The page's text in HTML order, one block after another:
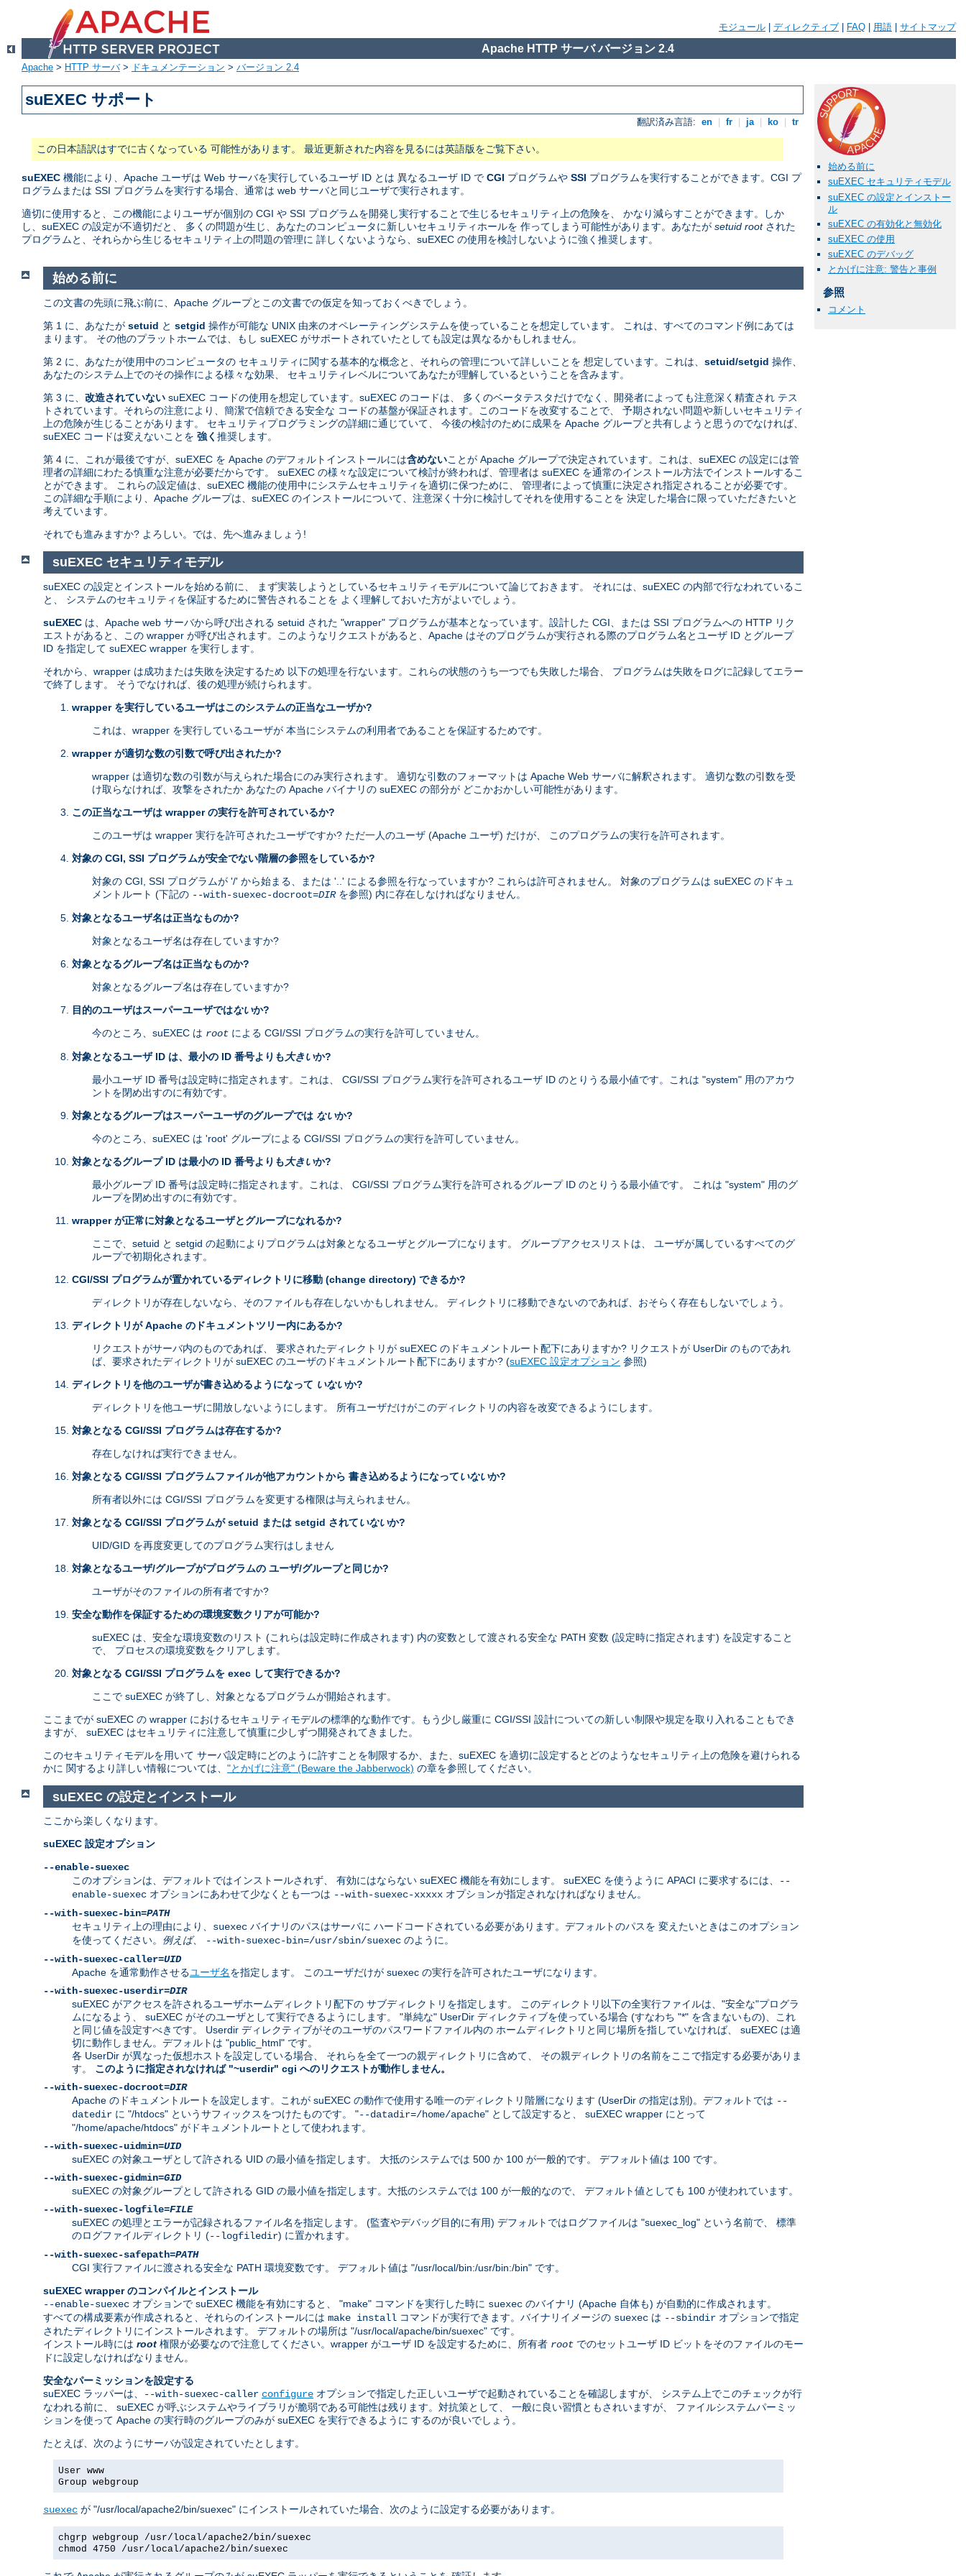
モジュール ディレクティブ FAQ 用語 サイトマップ
Apache HTTP サーバ バージョン 2.4
Apache > HTTP サーバ> ドキュメンテーション > バージョン 2.4
suEXEC サポート
翻訳済み言語: en fr ja ko tr
この日本語訳はすでに古くなっている 可能性があります。 最近更新された内容を見るには英語版をご覧下さい。
suEXEC 機能により、Apache ユーザは Web サーバを実行しているユーザ ID とは 異なるユーザ ID で CGI プログラムや SSI プログラムを実行することができます。CGI プ
ログラムまたは SSI プログラムを実行する場合、通常は web サーバと同じユーザで実行されます。
適切に使用すると、この機能によりユーザが個別の CGI や SSI プログラムを開発し実行することで生じるセキュリティ上の危険を、 かなり減らすことができます。しか
し、suEXEC の設定が不適切だと、 多くの問題が生じ、あなたのコンピュータに新しいセキュリティホールを 作ってしまう可能性があります。あなたが setuid rootされた
プログラムと、それらから生じるセキュリティ上の問題の管理に 詳しくないようなら、suEXEC の使用を検討しないように強く推奨します。
始める前に
suEXEC セキュリティモデル
suEXEC の設定とインストー
ル
suEXEC の有効化と無効化
suEXEC の使用
suEXEC のデバッグ
とかげに注意: 警告と事例
参照
コメント
始める前に
この文書の先頭に飛ぶ前に、Apache グループとこの文書での仮定を知っておくべきでしょう。
第 1 に、あなたが setuid と setgid 操作が可能な UNIX 由来のオペレーティングシステムを使っていることを想定しています。 これは、すべてのコマンド例にあては
まります。 その他のプラットホームでは、もし suEXEC がサポートされていたとしても設定は異なるかもしれません。
第 2 に、あなたが使用中のコンピュータの セキュリティに関する基本的な概念と、それらの管理について詳しいことを 想定しています。これは、 setuid/setgid 操作、
あなたのシステム上でのその操作による様々な効果、 セキュリティレベルについてあなたが理解しているということを含みます。
第 3 に、 改造されていない suEXEC コードの使用を想定しています。suEXEC のコードは、 多くのベータテスタだけでなく、開発者によっても注意深く精査され テス
トされています。それらの注意により、簡潔で信頼できる安全な コードの基盤が保証されます。このコードを改変することで、 予期されない問題や新しいセキュリティ
上の危険が生じることがあります。 セキュリティプログラミングの詳細に通じていて、 今後の検討のために成果を Apache グループと共有しようと思うのでなければ、
suEXEC コードは変えないことを 強く 推奨します。
第 4 に、これが最後ですが、suEXEC を Apache のデフォルトインストールには含めないことが Apache グループで決定されています。これは、suEXEC の設定には管
理者の詳細にわたる慎重な注意が必要だからです。 suEXEC の様々な設定について検討が終われば、管理者は suEXEC を通常のインストール方法でインストールするこ
とができます。 これらの設定値は、suEXEC 機能の使用中にシステムセキュリティを適切に保つために、 管理者によって慎重に決定され指定されることが必要です。
この詳細な手順により、Apache グループは、suEXEC のインストールについて、注意深く十分に検討してそれを使用することを 決定した場合に限っていただきたいと
考えています。
それでも進みますか? よろしい。では、先へ進みましょう!
suEXEC セキュリティモデル
suEXEC の設定とインストールを始める前に、 まず実装しようとしているセキュリティモデルについて論じておきます。 それには、suEXEC の内部で行なわれているこ
と、 システムのセキュリティを保証するために警告されることを よく理解しておいた方がよいでしょう。
suEXEC は、Apache web サーバから呼び出される setuid された "wrapper" プログラムが基本となっています。設計した CGI、または SSI プログラムへの HTTP リク
エストがあると、この wrapper が呼び出されます。このようなリクエストがあると、Apache はそのプログラムが実行される際のプログラム名とユーザ ID とグループ
ID を指定して suEXEC wrapper を実行します。
それから、wrapper は成功または失敗を決定するため 以下の処理を行ないます。これらの状態のうち一つでも失敗した場合、 プログラムは失敗をログに記録してエラー
で終了します。 そうでなければ、後の処理が続けられます。
wrapper を実行しているユーザはこのシステムの正当なユーザか?
これは、wrapper を実行しているユーザが 本当にシステムの利用者であることを保証するためです。
wrapper が適切な数の引数で呼び出されたか?
wrapper は適切な数の引数が与えられた場合にのみ実行されます。 適切な引数のフォーマットは Apache Web サーバに解釈されます。 適切な数の引数を受
け取らなければ、攻撃をされたか あなたの Apache バイナリの suEXEC の部分が どこかおかしい可能性があります。
この正当なユーザは wrapper の実行を許可されているか?
このユーザは wrapper 実行を許可されたユーザですか? ただ一人のユーザ (Apache ユーザ) だけが、 このプログラムの実行を許可されます。
対象の CGI, SSI プログラムが安全でない階層の参照をしているか?
対象の CGI, SSI プログラムが '/' から始まる、または '..' による参照を行なっていますか? これらは許可されません。 対象のプログラムは suEXEC のドキュ
メントルート (下記の --with-suexec-docroot=DIRを参照) 内に存在しなければなりません。
対象となるユーザ名は正当なものか?
対象となるユーザ名は存在していますか?
対象となるグループ名は正当なものか?
対象となるグループ名は存在していますか?
目的のユーザはスーパーユーザではないか?
今のところ、suEXEC は root による CGI/SSI プログラムの実行を許可していません。
対象となるユーザ ID は、最小の ID 番号よりも大きいか?
最小ユーザ ID 番号は設定時に指定されます。これは、 CGI/SSI プログラム実行を許可されるユーザ ID のとりうる最小値です。これは "system" 用のアカウ
ントを閉め出すのに有効です。
対象となるグループはスーパーユーザのグループでは ないか?
今のところ、suEXEC は 'root' グループによる CGI/SSI プログラムの実行を許可していません。
対象となるグループ ID は最小の ID 番号よりも大きいか?
最小グループ ID 番号は設定時に指定されます。これは、 CGI/SSI プログラム実行を許可されるグループ ID のとりうる最小値です。 これは "system" 用のグ
ループを閉め出すのに有効です。
wrapper が正常に対象となるユーザとグループになれるか?
ここで、setuid と setgid の起動によりプログラムは対象となるユーザとグループになります。 グループアクセスリストは、 ユーザが属しているすべてのグ
ループで初期化されます。
CGI/SSI プログラムが置かれているディレクトリに移動 (change directory) できるか?
ディレクトリが存在しないなら、そのファイルも存在しないかもしれません。 ディレクトリに移動できないのであれば、おそらく存在もしないでしょう。
ディレクトリが Apache のドキュメントツリー内にあるか?
リクエストがサーバ内のものであれば、 要求されたディレクトリが suEXEC のドキュメントルート配下にありますか? リクエストが UserDir のものであれ
ば、要求されたディレクトリが suEXEC のユーザのドキュメントルート配下にありますか? (suEXEC 設定オプション 参照)
ディレクトリを他のユーザが書き込めるようになって いないか?
ディレクトリを他ユーザに開放しないようにします。 所有ユーザだけがこのディレクトリの内容を改変できるようにします。
対象となる CGI/SSI プログラムは存在するか?
存在しなければ実行できません。
対象となる CGI/SSI プログラムファイルが他アカウントから 書き込めるようになっていないか?
所有者以外には CGI/SSI プログラムを変更する権限は与えられません。
対象となる CGI/SSI プログラムが setuid または setgid されていないか?
UID/GID を再度変更してのプログラム実行はしません
対象となるユーザ/グループがプログラムの ユーザ/グループと同じか?
ユーザがそのファイルの所有者ですか?
安全な動作を保証するための環境変数クリアが可能か?
suEXEC は、安全な環境変数のリスト (これらは設定時に作成されます) 内の変数として渡される安全な PATH 変数 (設定時に指定されます) を設定すること
で、 プロセスの環境変数をクリアします。
対象となる CGI/SSI プログラムを exec して実行できるか?
ここで suEXEC が終了し、対象となるプログラムが開始されます。
ここまでが suEXEC の wrapper におけるセキュリティモデルの標準的な動作です。もう少し厳重に CGI/SSI 設計についての新しい制限や規定を取り入れることもでき
ますが、 suEXEC はセキュリティに注意して慎重に少しずつ開発されてきました。
このセキュリティモデルを用いて サーバ設定時にどのように許すことを制限するか、また、suEXEC を適切に設定するとどのようなセキュリティ上の危険を避けられる
かに 関するより詳しい情報については、 "とかげに注意" (Beware the Jabberwock) の章を参照してください。
suEXEC の設定とインストール
ここから楽しくなります。
suEXEC 設定オプション
--enable-suexec
このオプションは、デフォルトではインストールされず、 有効にはならない suEXEC 機能を有効にします。 suEXEC を使うように APACI に要求するには、
--
enable-suexec オプションにあわせて少なくとも一つは --with-suexec-xxxxx オプションが指定されなければなりません。
--with-suexec-bin=PATH
セキュリティ上の理由により、 suexec バイナリのパスはサーバに ハードコードされている必要があります。デフォルトのパスを 変えたいときはこのオプション
を使ってください。 例えば、 --with-suexec-bin=/usr/sbin/suexec のように。
--with-suexec-caller=UID
Apache を通常動作させるユーザ名を指定します。 このユーザだけが suexec の実行を許可されたユーザになります。
--with-suexec-userdir=DIR
suEXEC がアクセスを許されるユーザホームディレクトリ配下の サブディレクトリを指定します。 このディレクトリ以下の全実行ファイルは、"安全な"プログラ
ムになるよう、 suEXEC がそのユーザとして実行できるようにします。 "単純な" UserDir ディレクティブを使っている場合 (すなわち "*" を含まないもの)、これ
と同じ値を設定すべきです。 Userdir ディレクティブがそのユーザのパスワードファイル内の ホームディレクトリと同じ場所を指していなければ、 suEXEC は適
切に動作しません。デフォルトは "public_html" です。
各 UserDir が異なった仮想ホストを設定している場合、 それらを全て一つの親ディレクトリに含めて、 その親ディレクトリの名前をここで指定する必要がありま
す。 このように指定されなければ "~userdir" cgi へのリクエストが動作しません。
--with-suexec-docroot=DIR
Apache のドキュメントルートを設定します。これが suEXEC の動作で使用する唯一のディレクトリ階層になります (UserDir の指定は別)。デフォルトでは --
datedir に "/htdocs" というサフィックスをつけたものです。 "--datadir=/home/apache" として設定すると、 suEXEC wrapper にとって
"/home/apache/htdocs" がドキュメントルートとして使われます。
--with-suexec-uidmin=UID
suEXEC の対象ユーザとして許される UID の最小値を指定します。 大抵のシステムでは 500 か 100 が一般的です。 デフォルト値は 100 です。
--with-suexec-gidmin=GID
suEXEC の対象グループとして許される GID の最小値を指定します。大抵のシステムでは 100 が一般的なので、 デフォルト値としても 100 が使われています。
--with-suexec-logfile=FILE
suEXEC の処理とエラーが記録されるファイル名を指定します。 (監査やデバッグ目的に有用) デフォルトではログファイルは "suexec_log" という名前で、 標準
のログファイルディレクトリ (--logfiledir) に置かれます。
--with-suexec-safepath=PATH
CGI 実行ファイルに渡される安全な PATH 環境変数です。 デフォルト値は "/usr/local/bin:/usr/bin:/bin" です。
suEXEC wrapper のコンパイルとインストール
--enable-suexec オプションで suEXEC 機能を有効にすると、 "make" コマンドを実行した時に suexec のバイナリ (Apache 自体も) が自動的に作成されます。
すべての構成要素が作成されると、それらのインストールには make install コマンドが実行できます。バイナリイメージの suexec は --sbindir オプションで指定
されたディレクトリにインストールされます。 デフォルトの場所は "/usr/local/apache/bin/suexec" です。
インストール時には root 権限が必要なので注意してください。wrapper がユーザ ID を設定するために、所有者 root でのセットユーザ ID ビットをそのファイルのモー
ドに設定しなければなりません。
安全なパーミッションを設定する
suEXEC ラッパーは、
--with-suexec-caller configure オプションで指定した正しいユーザで起動されていることを確認しますが、 システム上でこのチェックが行
なわれる前に、 suEXEC が呼ぶシステムやライブラリが脆弱である可能性は残ります。対抗策として、 一般に良い習慣ともされいますが、 ファイルシステムパーミッ
ションを使って Apache の実行時のグループのみが suEXEC を実行できるように するのが良いでしょう。
たとえば、次のようにサーバが設定されていたとします。
User www
Group webgroup
suexec が "/usr/local/apache2/bin/suexec" にインストールされていた場合、次のように設定する必要があります。
chgrp webgroup /usr/local/apache2/bin/suexec
chmod 4750 /usr/local/apache2/bin/suexec